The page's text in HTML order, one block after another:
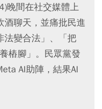
晚間在社交媒體上
酒聊天，並痛批民進
法變合法」、「把
樁腳」。民眾黨發
AI助陣，結果AI